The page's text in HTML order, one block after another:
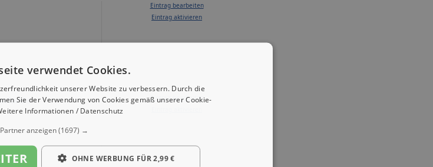
Eintrag bearbeiten
Eintrag aktivieren
Eintrag bearbeiten
verwendet Cookies.
unserer Website zu verbessern. Durch die
Sie der Verwendung von Cookies gemäß unserer Cookie-
Informationen / Datenschutz
anzeigen(1697) →
OHNE WERBUNG FÜR 2,99 €